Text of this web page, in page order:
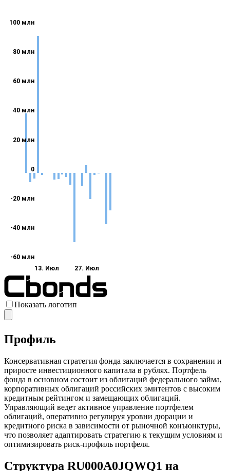
13. Июл 27. Июл
-60 млн
-40 млн
-20 млн
0
20 млн
40 млн
60 млн
80 млн
100 млн
Показать логотип
Профиль
Консервативная стратегия фонда заключается в сохранении и
приросте инвестиционного капитала в рублях. Портфель
фонда в основном состоит из облигаций федерального займа,
корпоративных облигаций российских эмитентов с высоким
кредитным рейтингом и замещающих облигаций.
Управляющий ведет активное управление портфелем
облигаций, оперативно регулируя уровни дюрации и
кредитного риска в зависимости от рыночной конъюнктуры,
что позволяет адаптировать стратегию к текущим условиям и
оптимизировать риск-профиль портфеля.
Структура RU000A0JQWQ1 на